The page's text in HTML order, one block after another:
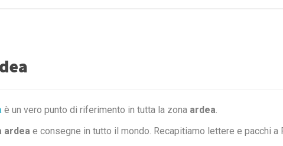
è un vero punto di riferimento in tutta la zona ardea.
ardea e consegne in tutto il mondo. Recapitiamo lettere e pacchi a